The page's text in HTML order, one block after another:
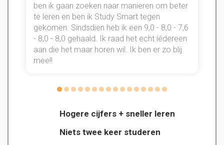
Hogere cijfers + sneller leren
Niets twee keer studeren
ben ik gaan zoeken naar manieren om beter
te leren en ben ik Study Smart tegen
gekomen. Sindsdien heb ik een 9,0 - 8,0 - 7,6
- 8,0 - 8,0 gehaald. Ik raad het echt íédereen
aan die het maar horen wil. Ik ben er zo blij
mee!!